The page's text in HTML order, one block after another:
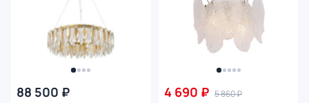
88 500 ₽ 4 690 ₽ 5 860 ₽